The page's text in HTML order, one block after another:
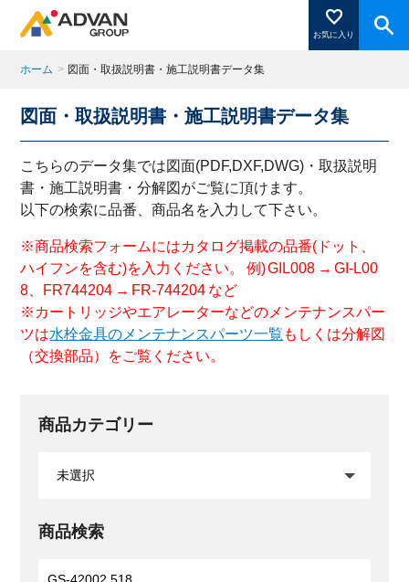
お気に入り
商品ページにある「お気に入り登録」を押すと登録した
商品がここに表示されます。
ホーム > 図面・取扱説明書・施工説明書データ集
図面・取扱説明書・施工説明書データ集
こちらのデータ集では図面(PDF,DXF,DWG)・取扱説明
書・施工説明書・分解図がご覧に頂けます。
以下の検索に品番、商品名を入力して下さい。
※商品検索フォームにはカタログ掲載の品番(ドット、
ハイフンを含む)を入力ください。 例) GIL008 → GI-L00
8、FR744204 → FR-744204 など
※カートリッジやエアレーターなどのメンテナンスパー
ツは水栓金具のメンテナンスパーツ一覧 もしくは分解図
（交換部品）をご覧ください。
商品カテゴリー
商品検索